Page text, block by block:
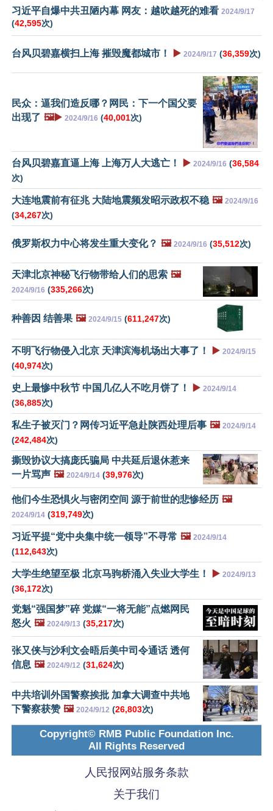
习近平自爆中共丑陋内幕 网友：越吹越死的难看 2024/9/17
(42,595次)
台风贝碧嘉横扫上海 摧毁魔都城市！ ▶️ 2024/9/17 (36,359次)
民众：逼我们造反哪？网民：下一个国父要
出现了 🖼️▶️ 2024/9/16 (40,001次)
台风贝碧嘉直逼上海 上海万人大逃亡！ ▶️ 2024/9/16 (36,584
次)
大连地震前有征兆 大陆地震频发昭示政权不稳 🖼️ 2024/9/16
(34,267次)
俄罗斯权力中心将发生重大变化？ 🖼️ 2024/9/16 (35,512次)
天津北京神秘飞行物带给人们的思索 🖼️
2024/9/16 (335,266次)
种善因 结善果 🖼️ 2024/9/15 (611,247次)
不明飞行物侵入北京 天津滨海机场出大事了！ ▶️ 2024/9/15
(40,974次)
史上最惨中秋节 中国几亿人不吃月饼了！ ▶️ 2024/9/14
(36,885次)
私生子被灭门？网传习近平急赴陕西处理后事 🖼️ 2024/9/14
(242,484次)
撕毁协议大搞庞氏骗局 中共延后退休惹来
一片骂声 🖼️ 2024/9/14 (39,976次)
他们今生恐惧火与密闭空间 源于前世的悲惨经历 🖼️
2024/9/14 (319,749次)
习近平提“党中央集中统一领导”不寻常 🖼️ 2024/9/14
(112,643次)
大学生绝望至极 北京马驹桥涌入失业大学生！ ▶️ 2024/9/13
(36,172次)
党魁“强国梦”碎 党媒“一将无能”点燃网民
怒火 🖼️ 2024/9/13 (35,217次)
张又侠与沙利文会晤后美中司令通话 透何
信息 🖼️ 2024/9/12 (31,624次)
中共培训外国警察挨批 加拿大调查中共地
下警察获赞 🖼️ 2024/9/12 (26,803次)
Copyright© RMB Public Foundation Inc.
All Rights Reserved
人民报网站服务条款
关于我们